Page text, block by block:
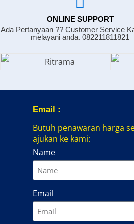
ONLINE SUPPORT
Ada Pertanyaan ?? Customer Service
melayani anda. 082211811821
Email :
Butuh penawaran harga
ajukan ke kami:
Name
Email